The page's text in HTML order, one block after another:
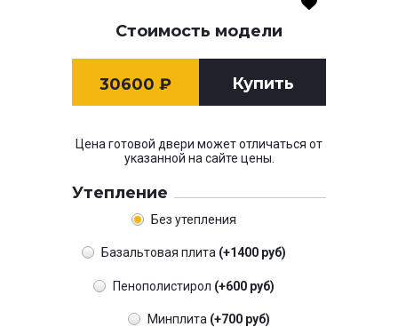
Стоимость модели
30600 ₽ Купить
Цена готовой двери может отличаться от
указанной на сайте цены.
Утепление
Без утепления
Базальтовая плита (+1400 руб)
Пенополистирол (+600 руб)
Минплита (+700 руб)